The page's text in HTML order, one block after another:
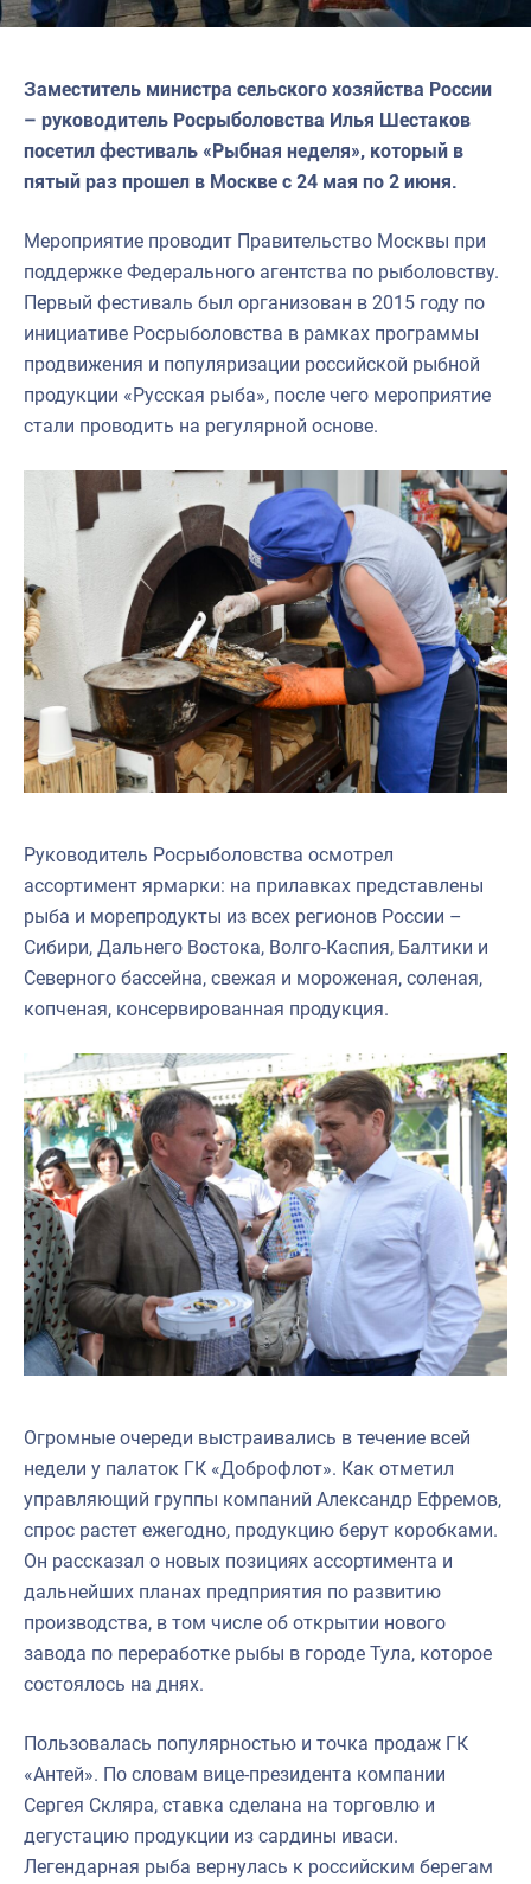
Заместитель министра сельского хозяйства России
– руководитель Росрыболовства Илья Шестаков
посетил фестиваль «Рыбная неделя», который в
пятый раз прошел в Москве с 24 мая по 2 июня.
Мероприятие проводит Правительство Москвы при
поддержке Федерального агентства по рыболовству.
Первый фестиваль был организован в 2015 году по
инициативе Росрыболовства в рамках программы
продвижения и популяризации российской рыбной
продукции «Русская рыба», после чего мероприятие
стали проводить на регулярной основе.
Руководитель Росрыболовства осмотрел
ассортимент ярмарки: на прилавках представлены
рыба и морепродукты из всех регионов России –
Сибири, Дальнего Востока, Волго-Каспия, Балтики и
Северного бассейна, свежая и мороженая, соленая,
копченая, консервированная продукция.
Огромные очереди выстраивались в течение всей
недели у палаток ГК «Доброфлот». Как отметил
управляющий группы компаний Александр Ефремов,
спрос растет ежегодно, продукцию берут коробками.
Он рассказал о новых позициях ассортимента и
дальнейших планах предприятия по развитию
производства, в том числе об открытии нового
завода по переработке рыбы в городе Тула, которое
состоялось на днях.
Пользовалась популярностью и точка продаж ГК
«Антей». По словам вице-президента компании
Сергея Скляра, ставка сделана на торговлю и
дегустацию продукции из сардины иваси.
Легендарная рыба вернулась к российским берегам